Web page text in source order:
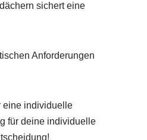
sichert eine
Anforderungen
eine individuelle
für deine individuelle